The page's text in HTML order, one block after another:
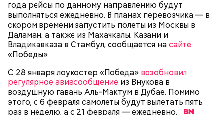
года рейсы по данному направлению будут
выполняться ежедневно. В планах перевозчика — в
скором времени запустить полеты из Москвы в
Даламан, а также из Махачкалы, Казани и
Владикавказа в Стамбул, сообщается насайте
«Победы».
С 28 января лоукостер «Победа» возобновил
регулярное авиасообщение из Внукова в
воздушную гавань Аль-Мактум в Дубае. Помимо
этого, с 6 февраля самолеты будут вылетать пять
раз в неделю, а с 21 февраля — ежедневно.
позволяет Ленину выглядеть максимально живым.
Также в саркофаге постоянно циркулирует воздух
температурой +16 градусов. Отметим, что в здании
запрещено фотографировать бывшего вождя и
снимать на видео.
— В пассажирах не терплю грубости. Да и, в
принципе, все. А так я спокойный, когда поем, —
говорит с улыбкой Владимир, 45 лет.